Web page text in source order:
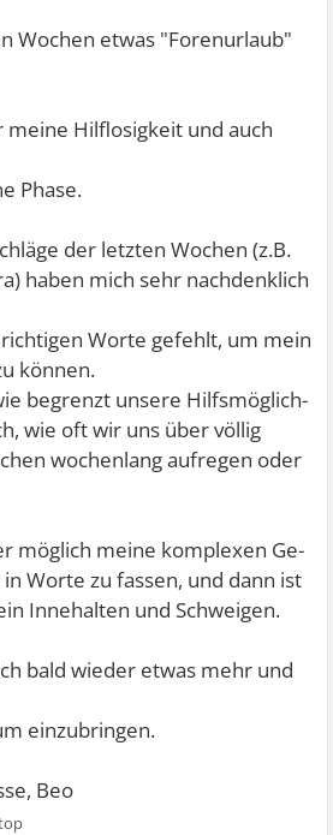
Wochen etwas "Forenurlaub"
Hilflosigkeit und auch
Phase.
der letzten Wochen (z.B.
haben mich sehr nachdenklich
Worte gefehlt, um mein
können.
begrenzt unsere Hilfsmöglich-
wie oft wir uns über völlig
wochenlang aufregen oder
möglich meine komplexen Ge-
Worte zu fassen, und dann ist
Innehalten und Schweigen.
bald wieder etwas mehr und
einzubringen.
Beo